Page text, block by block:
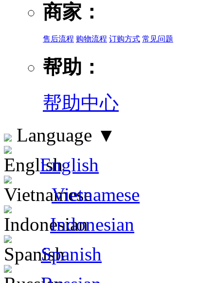
商家：
售后流程 购物流程 订购方式 常见问题
帮助：
帮助中心
Language ▼
English
Vietnamese
Indonesian
Spanish